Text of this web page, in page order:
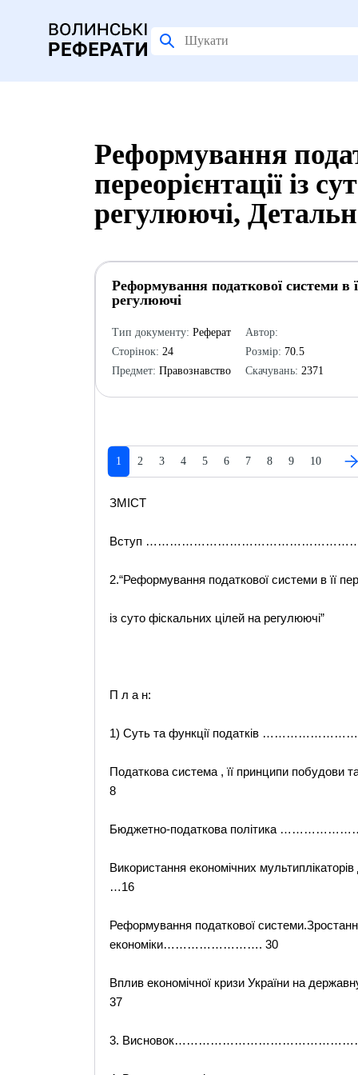
Реформування
переорієнтації із
регулюючі,
Реформування податкової системи в
регулюючі
Тип документу: Реферат
Сторінок: 24
Предмет: Правознавство
Автор:
Розмір: 70.5
Скачувань: 2371
1 2 3 4 5 6 7 8 9 10
ЗМІСТ
Вступ
2.“Реформування податкової системи в її
із суто фіскальних цілей на регулюючі”
П л а н:
1) Суть та функції податків
Податкова система , її принципи
8
Бюджетно-податкова політика
Використання економічних
…16
Реформування податкової
економіки……………………. 30
Вплив економічної кризи України
37
3.